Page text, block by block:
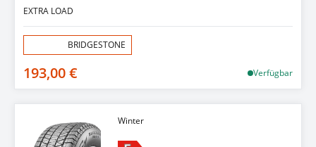
EXTRA LOAD
BRIDGESTONE
193,00 € Verfügbar
Winter